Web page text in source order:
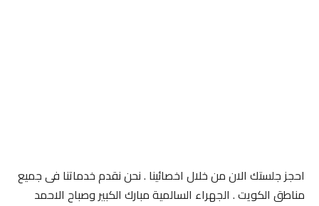
احجز جلستك الان من خلال اخصائينا . نحن نقدم خدماتنا فى جميع
مناطق الكويت . الجهراء السالمية مبارك الكبير وصباح الاحمد